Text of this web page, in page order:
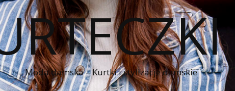
Moda damska – Kurtki i stylizacje damskie